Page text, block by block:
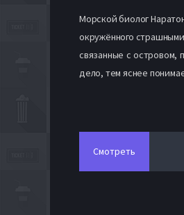
Морской биолог
окружённого
связанные с островом,
дело, тем яснее
Смотреть